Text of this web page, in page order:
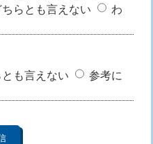
ちらとも言えない
わ
とも言えない
参考に